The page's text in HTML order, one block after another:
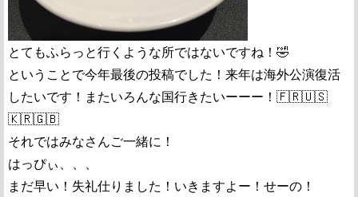
とてもふらっと行くような所ではないですね！🤣
ということで今年最後の投稿でした！来年は海外公演復活
したいです！またいろんな国行きたいーーー！🇫🇷🇺🇸
🇰🇷🇬🇧
それではみなさんご一緒に！
はっぴぃ、、、
まだ早い！失礼仕りました！いきますよー！せーの！